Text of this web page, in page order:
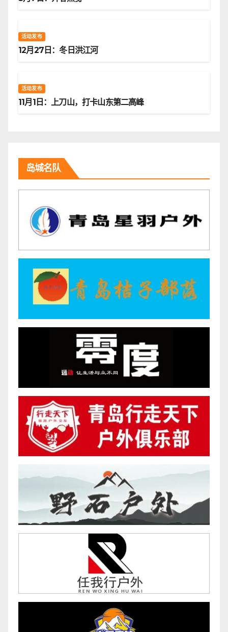
活动发布
12月27日：冬日洪江河
活动发布
11月1日：上刀山，打卡山东第二高峰
岛城名队